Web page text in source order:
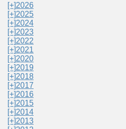
[+]2026
[+]2025
[+]2024
[+]2023
[+]2022
[+]2021
[+]2020
[+]2019
[+]2018
[+]2017
[+]2016
[+]2015
[+]2014
[+]2013